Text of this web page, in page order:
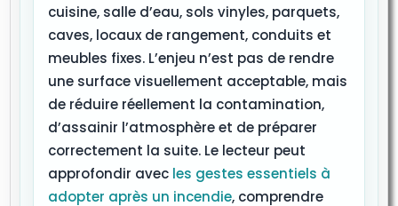
cuisine, salle d’eau, sols vinyles, parquets,
caves, locaux de rangement, conduits et
meubles fixes. L’enjeu n’est pas de rendre
une surface visuellement acceptable, mais
de réduire réellement la contamination,
d’assainir l’atmosphère et de préparer
correctement la suite. Le lecteur peut
approfondir avec les gestes essentiels à
adopter après un incendie, comprendre